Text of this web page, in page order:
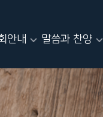
안내 말씀과 찬양